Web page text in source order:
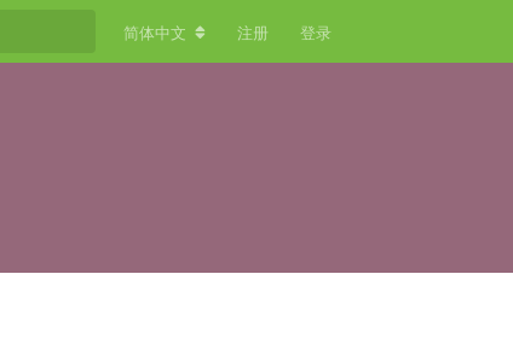
简体中文 注册 登录